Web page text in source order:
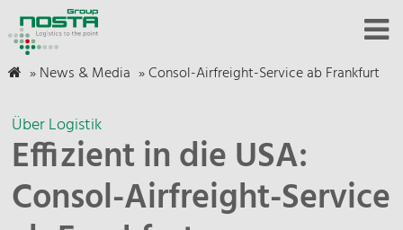
»News & Media »Consol-Airfreight-Service ab Frankfurt
Über Logistik
Effizient in die USA:
Consol-Airfreight-Service